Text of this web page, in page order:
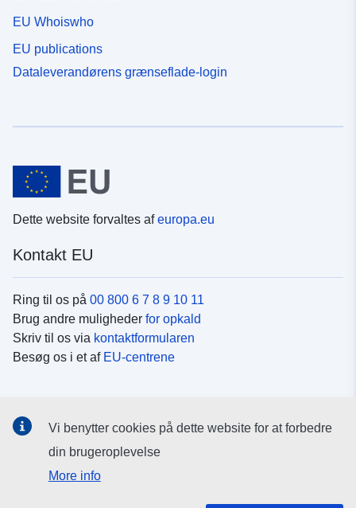
EU Whoiswho
EU publications
Dataleverandørens grænseflade-login
Dette website forvaltes afeuropa.eu
Kontakt EU
Ring til os på 00 800 6 7 8 9 10 11
Brug andre muligheder for opkald
Skriv til os via kontaktformularen
Besøg os i et af EU-centrene
Søg efter EU's sider påsociale medier
Vi benytter cookies på dette website for at forbedre
din brugeroplevelse
More info